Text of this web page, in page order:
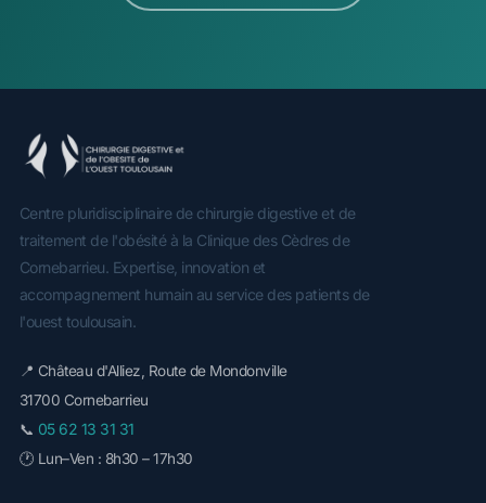
Centre pluridisciplinaire de chirurgie digestive et de
traitement de l'obésité à la Clinique des Cèdres de
Cornebarrieu. Expertise, innovation et
accompagnement humain au service des patients de
l'ouest toulousain.
📍 Château d'Alliez, Route de Mondonville
31700 Cornebarrieu
📞 05 62 13 31 31
🕐 Lun–Ven : 8h30 – 17h30